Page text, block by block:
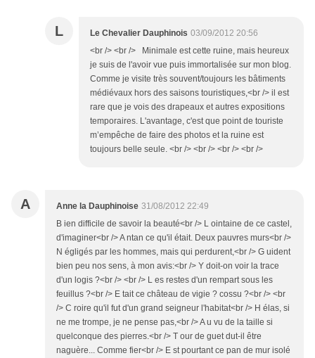
L Le Chevalier Dauphinois 03/09/2012 20:56
<br /> <br /> Minimale est cette ruine, mais heureux
je suis de l'avoir vue puis immortalisée sur mon blog.
Comme je visite très souvent/toujours les bâtiments
médiévaux hors des saisons touristiques,<br /> il est
rare que je vois des drapeaux et autres expositions
temporaires. L'avantage, c'est que point de touriste
m’empêche de faire des photos et la ruine est
toujours belle seule. <br /> <br /> <br /> <br />
A Anne la Dauphinoise 31/08/2012 22:49
B ien difficile de savoir la beauté<br /> L ointaine de ce castel,
d'imaginer<br /> A ntan ce qu'il était. Deux pauvres murs<br />
N égligés par les hommes, mais qui perdurent,<br /> G uident
bien peu nos sens, à mon avis:<br /> Y doit-on voir la trace
d'un logis ?<br /> <br /> L es restes d'un rempart sous les
feuillus ?<br /> E tait ce château de vigie ? cossu ?<br /> <br
/> C roire qu'il fut d'un grand seigneur l'habitat<br /> H élas, si
ne me trompe, je ne pense pas,<br /> A u vu de la taille si
quelconque des pierres.<br /> T our de guet dut-il être
naguère... Comme fier<br /> E st pourtant ce pan de mur isolé